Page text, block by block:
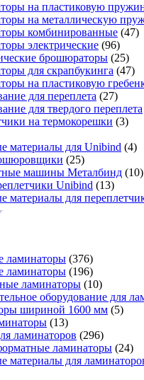
на пластиковую
на металлическую
комбинированные (47)
электрические (96)
брошюраторы (25)
для скрапбукинга (47)
на пластиковую
для переплета (27)
для твердого переплета
на термокорешки (3)
материалы для Unibind (4)
(25)
машины Металбинд (10)
Unibind (13)
материалы для
ламинаторы (376)
ламинаторы (196)
ламинаторы (10)
оборудование для
шириной 1600 мм (5)
(13)
ламинаторов (296)
ламинаторы (24)
материалы для